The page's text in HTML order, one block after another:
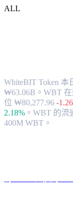
ALL
WhiteBIT Token
₩63.06B。WBT 在
位 ₩80,277.96 -
2.18% 。 WBT 的流
400M WBT。